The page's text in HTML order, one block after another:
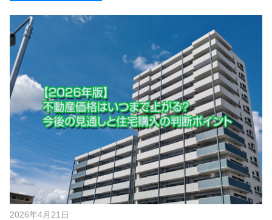
b
o
o
k
2026年4月21日